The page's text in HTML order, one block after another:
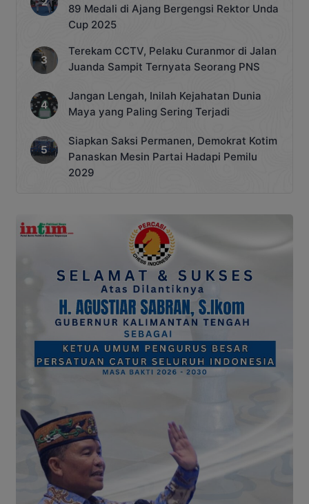
89 Medali di Ajang Bergengsi Rektor Unda
Cup 2025
Terekam CCTV, Pelaku Curanmor di Jalan
Juanda Sampit Ternyata Seorang PNS
Jangan Lengah, Inilah Kejahatan Dunia
Maya yang Paling Sering Terjadi
Siapkan Saksi Permanen, Demokrat Kotim
Panaskan Mesin Partai Hadapi Pemilu
2029